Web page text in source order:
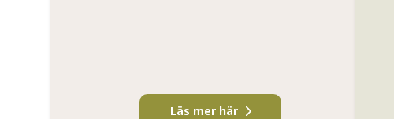
Läs mer här